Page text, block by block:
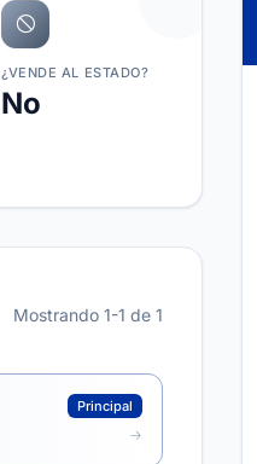
¿VENDE AL ESTADO?
No
Mostrando 1-1 de 1
Principal